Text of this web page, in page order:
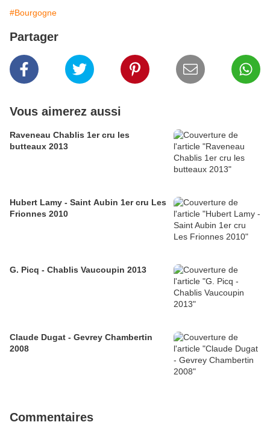
#Bourgogne
Partager
Vous aimerez aussi
Raveneau Chablis 1er cru les
butteaux 2013
Hubert Lamy - Saint Aubin 1er cru Les
Frionnes 2010
G. Picq - Chablis Vaucoupin 2013
Claude Dugat - Gevrey Chambertin
2008
Commentaires